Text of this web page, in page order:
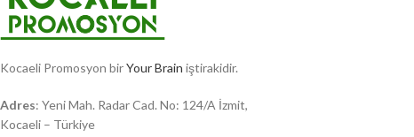
Kocaeli Promosyon birYour Brain iştirakidir.
Adres: Yeni Mah. Radar Cad. No: 124/A İzmit,
Kocaeli – Türkiye